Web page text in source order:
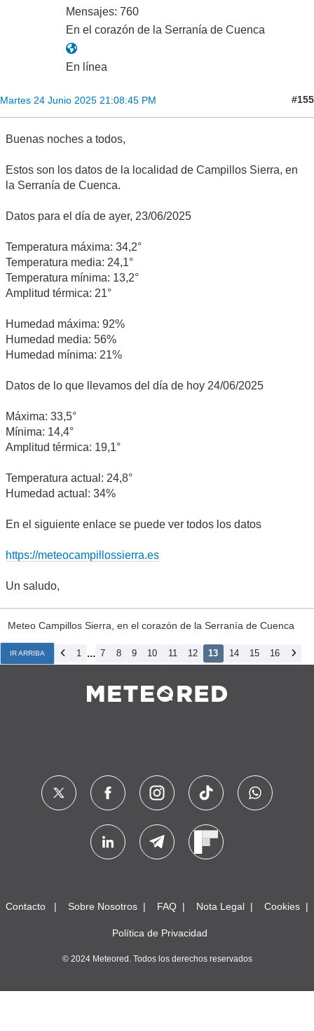
Mensajes: 760
En el corazón de la Serranía de Cuenca
En línea
Martes 24 Junio 2025 21:08:45 PM #155
Buenas noches a todos,
Estos son los datos de la localidad de Campillos Sierra, en
la Serranía de Cuenca.
Datos para el día de ayer, 23/06/2025
Temperatura máxima: 34,2°
Temperatura media: 24,1°
Temperatura mínima: 13,2°
Amplitud térmica: 21°
Humedad máxima: 92%
Humedad media: 56%
Humedad mínima: 21%
Datos de lo que llevamos del día de hoy 24/06/2025
Máxima: 33,5°
Mínima: 14,4°
Amplitud térmica: 19,1°
Temperatura actual: 24,8°
Humedad actual: 34%
En el siguiente enlace se puede ver todos los datos
https://meteocampillossierra.es
Un saludo,
Meteo Campillos Sierra, en el corazón de la Serranía de Cuenca
IR ARRIBA 1 ... 7 8 9 10 11 12 13 14 15 16
Contacto Sobre Nosotros FAQ Nota Legal Cookies
Política de Privacidad
© 2024 Meteored. Todos los derechos reservados